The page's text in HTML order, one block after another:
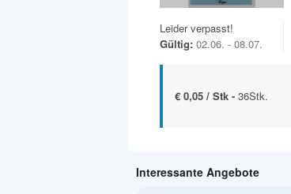
Leider verpasst!
Gültig: 02.06. - 08.07.
€ 0,05 / Stk - 36Stk.
Interessante Angebote